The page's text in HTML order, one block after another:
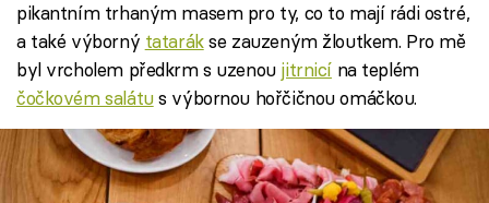
pikantním trhaným masem pro ty, co to mají rádi ostré,
a také výborný tatarákse zauzeným žloutkem. Pro mě
byl vrcholem předkrm s uzenou jitrnicína teplém
čočkovém salátus výbornou hořčičnou omáčkou.